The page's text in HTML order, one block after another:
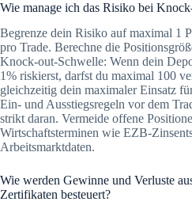
Wie manage ich das Risiko bei
Begrenze dein Risiko auf maximal 1
pro Trade. Berechne die
Knock-out-Schwelle: Wenn dein
1% riskierst, darfst du maximal 100
gleichzeitig dein maximaler Einsatz
Ein- und Ausstiegsregeln vor dem
strikt daran. Vermeide offene
Wirtschaftsterminen wie EZB-
Arbeitsmarktdaten.
Wie werden Gewinne und Verluste
Zertifikaten besteuert?